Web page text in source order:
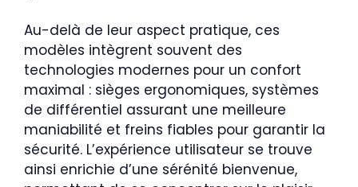
Au-delà de leur aspect pratique, ces
modèles intègrent souvent des
technologies modernes pour un confort
maximal : sièges ergonomiques, systèmes
de différentiel assurant une meilleure
maniabilité et freins fiables pour garantir la
sécurité. L’expérience utilisateur se trouve
ainsi enrichie d’une sérénité bienvenue,